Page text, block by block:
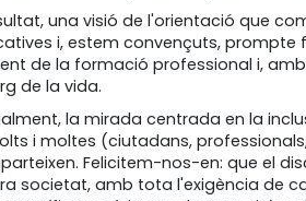
una visió de l'orientació que
i, estem convençuts, prompte
de la formació professional i,
de la vida.
la mirada centrada en la
i moltes (ciutadans,
Felicitem-nos-en: que el
societat, amb tota l'exigència de